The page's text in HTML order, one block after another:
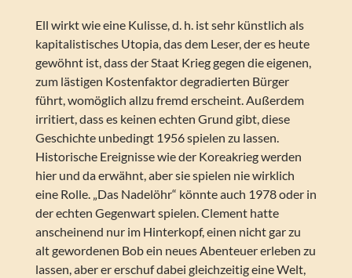
Ell wirkt wie eine Kulisse, d. h. ist sehr künstlich als
kapitalistisches Utopia, das dem Leser, der es heute
gewöhnt ist, dass der Staat Krieg gegen die eigenen,
zum lästigen Kostenfaktor degradierten Bürger
führt, womöglich allzu fremd erscheint. Außerdem
irritiert, dass es keinen echten Grund gibt, diese
Geschichte unbedingt 1956 spielen zu lassen.
Historische Ereignisse wie der Koreakrieg werden
hier und da erwähnt, aber sie spielen nie wirklich
eine Rolle. „Das Nadelöhr“ könnte auch 1978 oder in
der echten Gegenwart spielen. Clement hatte
anscheinend nur im Hinterkopf, einen nicht gar zu
alt gewordenen Bob ein neues Abenteuer erleben zu
lassen, aber er erschuf dabei gleichzeitig eine Welt,